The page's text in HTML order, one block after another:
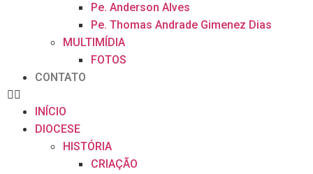
Pe. Anderson Alves
Pe. Thomas Andrade Gimenez Dias
MULTIMÍDIA
FOTOS
CONTATO
INÍCIO
DIOCESE
HISTÓRIA
CRIAÇÃO